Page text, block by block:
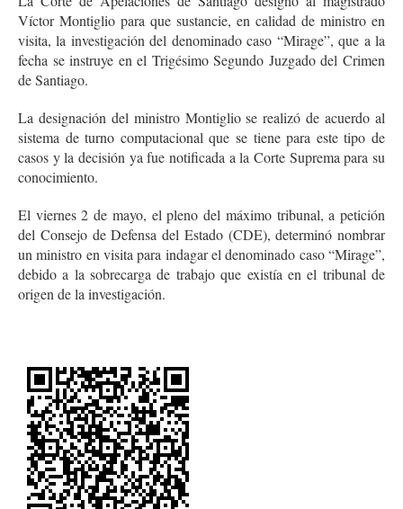
Víctor Montiglio para que sustancie, en calidad de ministro en
visita, la investigación del denominado caso “Mirage”, que a la
fecha se instruye en el Trigésimo Segundo Juzgado del Crimen
de Santiago.
La designación del ministro Montiglio se realizó de acuerdo al
sistema de turno computacional que se tiene para este tipo de
casos y la decisión ya fue notificada a la Corte Suprema para su
conocimiento.
El viernes 2 de mayo, el pleno del máximo tribunal, a petición
del Consejo de Defensa del Estado (CDE), determinó nombrar
un ministro en visita para indagar el denominado caso “Mirage”,
debido a la sobrecarga de trabajo que existía en el tribunal de
origen de la investigación.